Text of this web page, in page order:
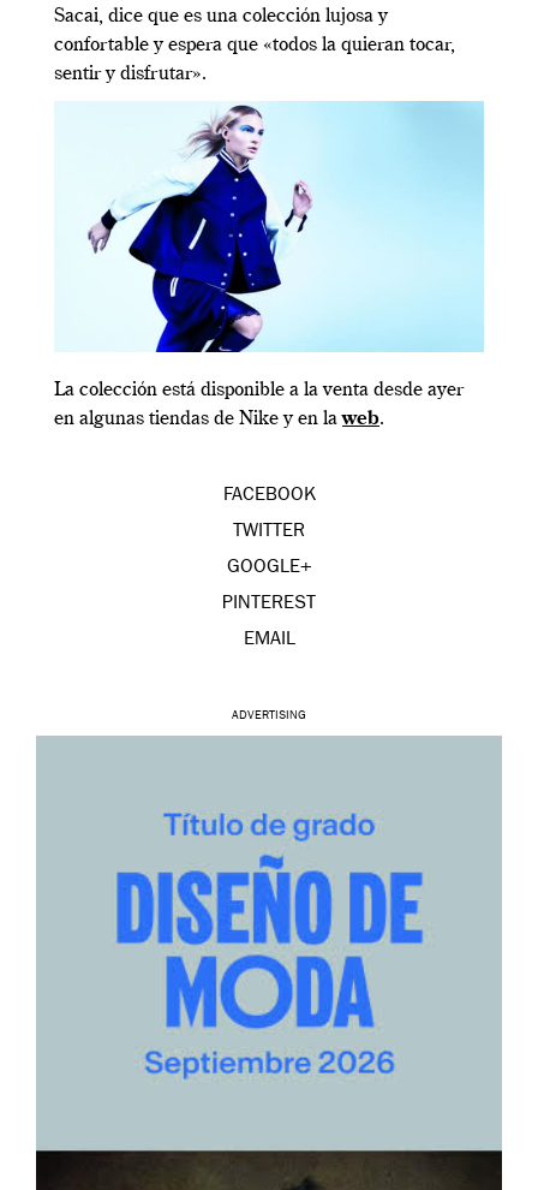
Sacai, dice que es una colección lujosa y
confortable y espera que «todos la quieran tocar,
sentir y disfrutar».
La colección está disponible a la venta desde ayer
en algunas tiendas de Nike y en laweb.
FACEBOOK
TWITTER
GOOGLE+
PINTEREST
EMAIL
ADVERTISING